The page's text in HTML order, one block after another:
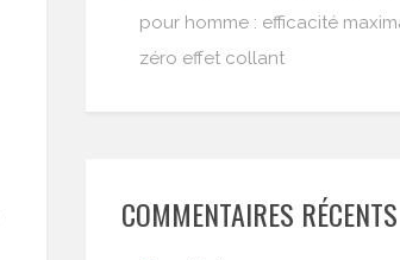
pour homme : efficacité
zéro effet collant
COMMENTAIRES RÉCENTS